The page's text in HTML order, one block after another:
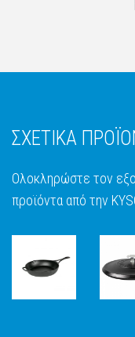
ΣΧΕΤΙΚΑ
Ολοκληρώστε τον
προϊόντα από την